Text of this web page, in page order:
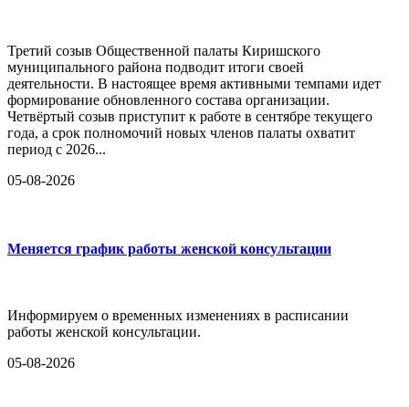
Третий созыв Общественной палаты Киришского
муниципального района подводит итоги своей
деятельности. В настоящее время активными темпами идет
формирование обновленного состава организации.
Четвёртый созыв приступит к работе в сентябре текущего
года, а срок полномочий новых членов палаты охватит
период с 2026...
05-08-2026
Меняется график работы женской консультации
Информируем о временных изменениях в расписании
работы женской консультации.
05-08-2026